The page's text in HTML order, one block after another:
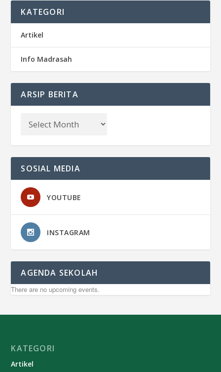
KATEGORI
Artikel
Info Madrasah
ARSIP BERITA
SOSIAL MEDIA
YOUTUBE
INSTAGRAM
AGENDA SEKOLAH
There are no upcoming events.
KATEGORI
Artikel